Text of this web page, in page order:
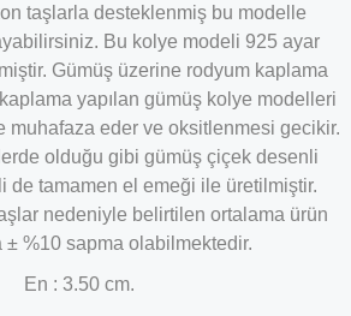
taşlarla desteklenmiş bu modelle
Bu kolye modeli 925 ayar
Gümüş üzerine rodyum kaplama
kaplama yapılan gümüş kolye modelleri
muhafaza eder ve oksitlenmesi gecikir.
olduğu gibi gümüş çiçek desenli
de tamamen el emeği ile üretilmiştir.
nedeniyle belirtilen ortalama ürün
± %10 sapma olabilmektedir.
En : 3.50 cm.